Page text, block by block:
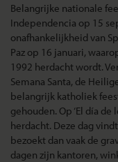
Belangrijke nationale
Independencia op 15
onafhankelijkheid van
Paz op 16 januari,
1992 herdacht wordt.
Semana Santa, de
belangrijk katholiek
gehouden. Op ‘El día
herdacht. Deze dag
bezoekt dan vaak de
dagen zijn kantoren,